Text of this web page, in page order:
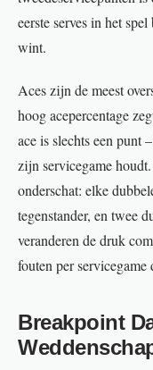
eerste serves in het
wint.
Aces zijn de meest
hoog acepercentage
ace is slechts een punt
zijn servicegame
onderschat: elke
tegenstander, en twee
veranderen de druk
fouten per servicegame
Breakpoint